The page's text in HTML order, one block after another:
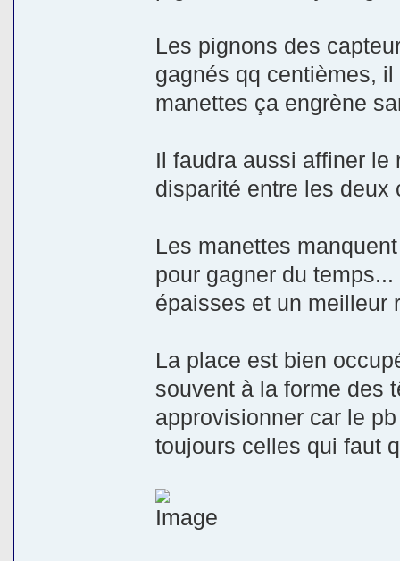
Les pignons des
gagnés qq centièmes,
manettes ça engrène
Il faudra aussi affiner le
disparité entre les deux
Les manettes
pour gagner du
épaisses et un meilleur
La place est bien
souvent à la forme des
approvisionner car le
toujours celles qui faut